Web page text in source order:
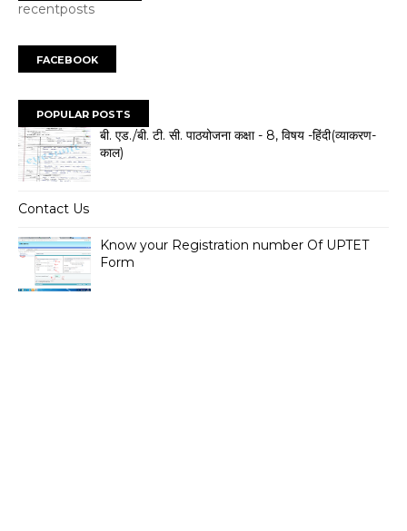
recentposts
FACEBOOK
POPULAR POSTS
बी. एड./बी. टी. सी. पाठयोजना कक्षा - 8, विषय -हिंदी(व्याकरण-
काल)
Contact Us
Know your Registration number Of UPTET
Form